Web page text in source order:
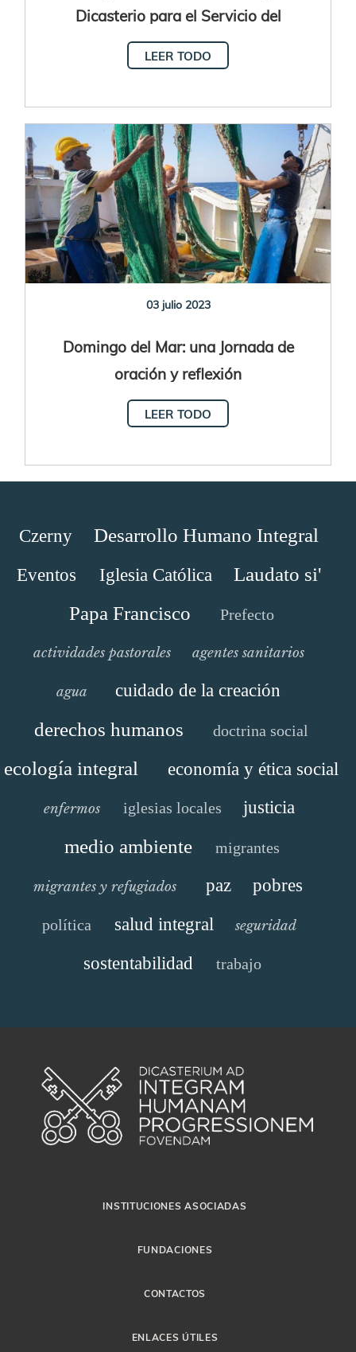
Dicasterio para el Servicio del
Desarrollo Humano Integral
LEER TODO
03 julio 2023
Domingo del Mar: una Jornada de
oración y reflexión
LEER TODO
Czerny Desarrollo Humano Integral
Eventos Iglesia Católica
Laudato si'
Papa Francisco
Prefecto
actividades pastorales agentes sanitarios
agua cuidado de la creación
derechos humanos doctrina social
ecología integral economía y ética social
enfermos iglesias locales justicia
medio ambiente migrantes
migrantes y refugiados paz pobres
política salud integral seguridad
sostentabilidad trabajo
INSTITUCIONES ASOCIADAS
FUNDACIONES
CONTACTOS
ENLACES ÚTILES